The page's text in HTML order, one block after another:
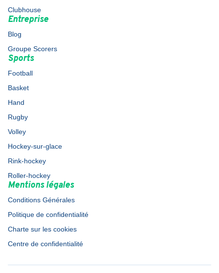
Clubhouse
Entreprise
Blog
Groupe Scorers
Sports
Football
Basket
Hand
Rugby
Volley
Hockey-sur-glace
Rink-hockey
Roller-hockey
Mentions légales
Conditions Générales
Politique de confidentialité
Charte sur les cookies
Centre de confidentialité